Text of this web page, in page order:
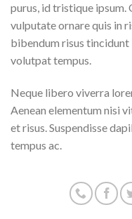
purus, id tristique ipsum.
vulputate ornare quis in
bibendum risus tincidunt
volutpat tempus.
Neque libero viverra
Aenean elementum nisi
et risus. Suspendisse
tempus ac.